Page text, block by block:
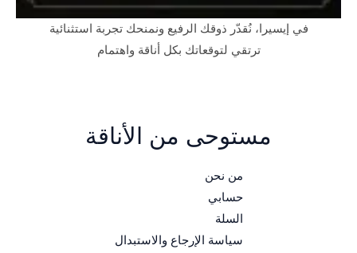
في إيسيرا، نُقدّر ذوقك الرفيع ونمنحك تجربة استثنائية
ترتقي لتوقعاتك بكل أناقة واهتمام
مستوحى من الأناقة
من نحن
حسابي
السلة
سياسة الإرجاع والاستبدال